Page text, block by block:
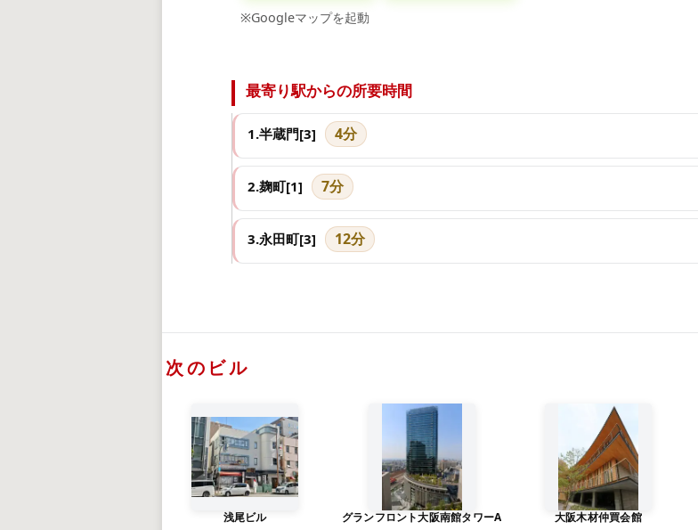
※Googleマップを起動
最寄り駅からの所要時間
1.半蔵門[3] 4分
2.麹町[1] 7分
3.永田町[3] 12分
次のビル
浅尾ビル グランフロント大阪南館タワーA 大阪木材仲買会館